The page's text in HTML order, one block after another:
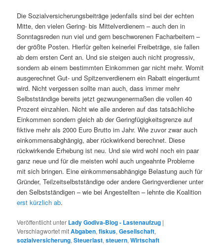
Die Sozialversicherungsbeiträge jedenfalls sind bei der echten
Mitte, den vielen Gering- bis Mittelverdienern – auch den in
Sonntagsreden nun viel und gern beschworenen Facharbeitern –
der größte Posten. Hierfür gelten keinerlei Freibeträge, sie fallen
ab dem ersten Cent an. Und sie steigen auch nicht progressiv,
sondern ab einem bestimmten Einkommen gar nicht mehr. Womit
ausgerechnet Gut- und Spitzenverdienern ein Rabatt eingeräumt
wird. Nicht vergessen sollte man auch, dass immer mehr
Selbstständige bereits jetzt gezwungenermaßen die vollen 40
Prozent einzahlen. Nicht wie alle anderen auf das tatsächliche
Einkommen sondern gleich ab der Geringfügigkeitsgrenze auf
fiktive mehr als 2000 Euro Brutto im Jahr. Wie zuvor zwar auch
einkommensabghängig, aber rückwirkend berechnet. Diese
rückwirkende Erhebung ist neu. Und sie wird wohl noch ein paar
ganz neue und für die meisten wohl auch ungeahnte Probleme
mit sich bringen. Eine einkommensabhängige Belastung auch für
Gründer, Teilzeitselbstständige oder andere Geringverdiener unter
den Selbstständigen – wie bei Angestellten – lehnte die Koalition
erst kürzlich ab.
Veröffentlicht unter Lady Godiva-Blog - Lastenaufzug |
Verschlagwortet mitAbgaben,fiskus,Gesellschaft,
sozialversicherung,Steuerlast,steuern,Wirtschaft